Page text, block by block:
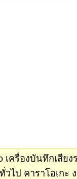
เครื่องบันทึกเสียง
ไป คาราโอเกะ